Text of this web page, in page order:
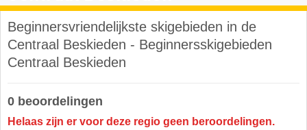
Beginnersvriendelijkste skigebieden in de
Centraal Beskieden - Beginnersskigebieden
Centraal Beskieden
0 beoordelingen
Helaas zijn er voor deze regio geen beroordelingen.